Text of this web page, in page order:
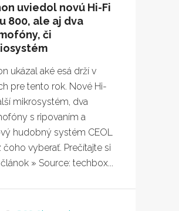
uviedol novú Hi-Fi
800, ale aj dva
či
ukázal aké esá drží v
pre tento rok. Nové Hi-
mikrosystém, dva
s ripovaním a
hudobný systém CEOL
čoho vyberať. Prečítajte si
» Source: techbox...